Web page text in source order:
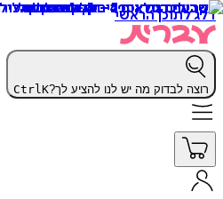
דלג לתוכן הראשי
רוצה לבדוק מה יש לנו להציע לך? CtrlK